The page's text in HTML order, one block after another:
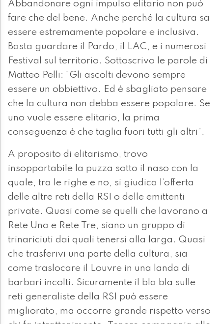
Abbandonare ogni impulso elitario non può
fare che del bene. Anche perché la cultura sa
essere estremamente popolare e inclusiva.
Basta guardare il Pardo, il LAC, e i numerosi
Festival sul territorio. Sottoscrivo le parole di
Matteo Pelli: “Gli ascolti devono sempre
essere un obbiettivo. Ed è sbagliato pensare
che la cultura non debba essere popolare. Se
uno vuole essere elitario, la prima
conseguenza è che taglia fuori tutti gli altri”.
A proposito di elitarismo, trovo
insopportabile la puzza sotto il naso con la
quale, tra le righe e no, si giudica l’offerta
delle altre reti della RSI o delle emittenti
private. Quasi come se quelli che lavorano a
Rete Uno e Rete Tre, siano un gruppo di
trinariciuti dai quali tenersi alla larga. Quasi
che trasferivi una parte della cultura, sia
come traslocare il Louvre in una landa di
barbari incolti. Sicuramente il bla bla sulle
reti generaliste della RSI può essere
migliorato, ma occorre grande rispetto verso